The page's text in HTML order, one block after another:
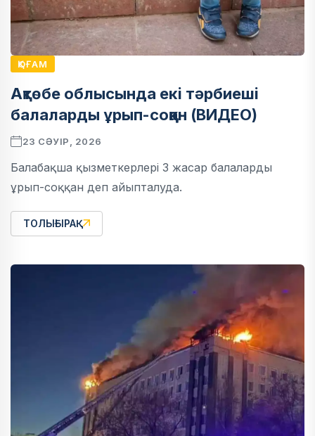
ҚОҒАМ
Ақтөбе облысында екі тәрбиеші
балаларды ұрып-соққан (ВИДЕО)
23 СӘУІР, 2026
Балабақша қызметкерлері 3 жасар балаларды
ұрып-соққан деп айыпталуда.
ТОЛЫҒЫРАҚ